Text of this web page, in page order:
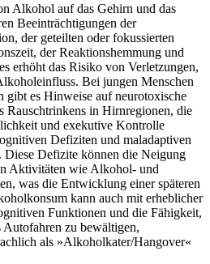
Alkohol auf das Gehirn und das
Beeinträchtigungen der
der geteilten oder fokussierten
der Reaktionshemmung und
erhöht das Risiko von Verletzungen,
Bei jungen Menschen
gibt es Hinweise auf neurotoxische
Rauschtrinkens in Hirnregionen, die
und exekutive Kontrolle
Defiziten und maladaptiven
Diese Defizite können die Neigung
Aktivitäten wie Alkohol- und
was die Entwicklung einer späteren
kann auch mit erheblicher
Funktionen und die Fähigkeit,
zu bewältigen,
als »Alkoholkater/Hangover«